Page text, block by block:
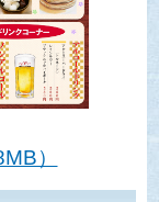
）